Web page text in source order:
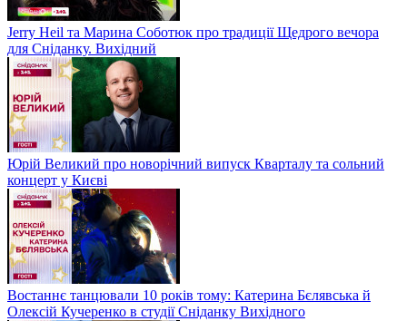
Jerry Heil та Марина Соботюк про традиції Щедрого вечора
для Сніданку. Вихідний
Юрій Великий про новорічний випуск Кварталу та сольний
концерт у Києві
Востаннє танцювали 10 років тому: Катерина Бєлявська й
Олексій Кучеренко в студії Сніданку Вихідного